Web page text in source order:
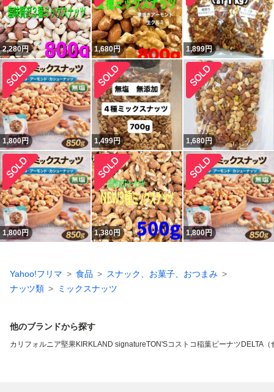
2,280円 1,680円 1,899円
1,800円 1,499円 1,680円
1,800円 1,380円 1,800円
Yahoo!フリマ 食品
スナック、お菓子、おつまみ
ナッツ類
ミックスナッツ
他のブランドから探す
カリフォルニア堅果KIRKLAND signatureTON'Sコストコ稲葉ピーナツ DELTA（